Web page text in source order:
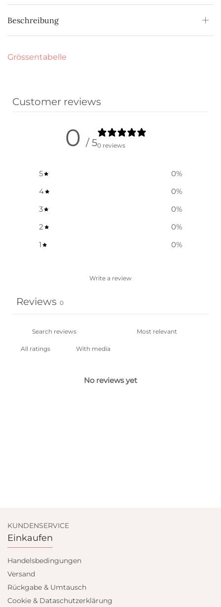
Beschreibung
Grössentabelle
Customer reviews
0 / 50 reviews
5 0%
4
0%
3
0%
2
0%
1
0%
Write a review
Reviews 0
With media
No reviews yet
KUNDENSERVICE
Einkaufen
Handelsbedingungen
Versand
Rückgabe & Umtausch
Cookie & Dataschutzerklärung